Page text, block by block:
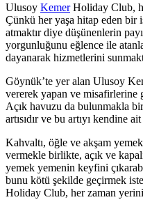
Ulusoy KemerHoliday Club,
Çünkü her yaşa hitap eden bir
atmaktır diye düşünenlerin
yorgunluğunu eğlence ile
dayanarak hizmetlerini
Göynük’te yer alan Ulusoy
vererek yapan ve misafirlerine
Açık havuzu da bulunmakla
artısıdır ve bu artıyı kendine
Kahvaltı, öğle ve akşam
vermekle birlikte, açık ve
yemek yemenin keyfini
bunu kötü şekilde geçirmek
Holiday Club, her zaman